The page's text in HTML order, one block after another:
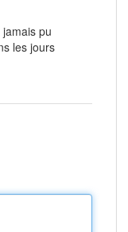
pu
les jours